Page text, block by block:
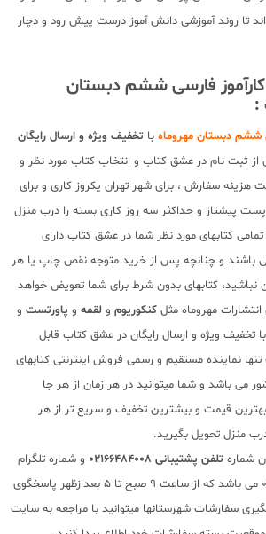
تا روند آموزشی دانش آموز درست پیش رود و دچار
فارسی ششم دبستان
:
ششم دبستان مهروماه با تخفیف ویژه و ارسال رایگان
ثبت نام در عشق کتاب و انتخاب کتاب مورد نظر و
هزینه سفارش ، برای شهر تهران یکروز کاری و برای
پیشتاز و حداکثر سه روز کاری بسته را درب منزل
کتابهای مورد نظر شما در عشق کتاب دارای
و چنانچه پس از خرید متوجه نقص چاپ یا هر
نباشید، کتابهای بدون شرط برای شما تعویض خواهد
مهروماه مثل کنکوریوم و لقمه و پاورتست و
تخفیف ویژه و ارسال رایگان در عشق کتاب قابل
نماینده مستقیم و رسمی فروش اینترنتی کتابهای
می باشد و شما میتوانید در هر زمان از هر جا
بهترین قیمت و بیشترین تخفیف و سریع تر از هر
منزل تحویل بگیرید.
شماره تلفن پشتیبانی 02166484008
و شماره تلگرام
یا واتس اپ 09203472622 می باشد که از ساعت 9 صبح تا 5 بعدازظهر پاسخگوی
سفارشات شهرستانها میتوانید با مراجعه به سایت